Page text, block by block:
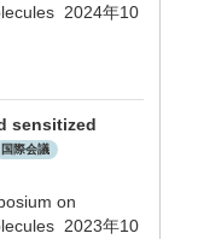
2024年10
sensitized
国際会議
on
2023年10